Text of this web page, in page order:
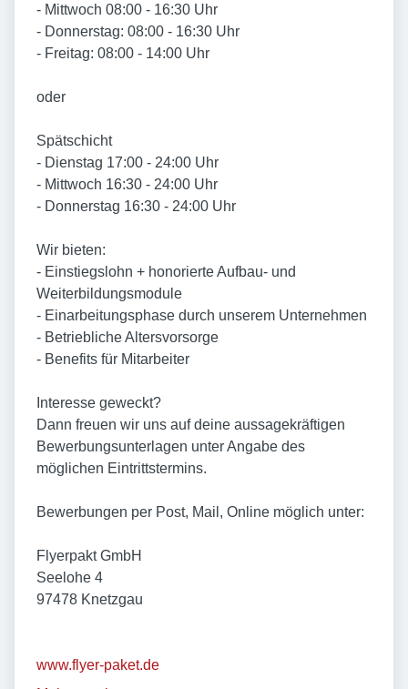
- Mittwoch 08:00 - 16:30 Uhr
- Donnerstag: 08:00 - 16:30 Uhr
- Freitag: 08:00 - 14:00 Uhr
oder
Spätschicht
- Dienstag 17:00 - 24:00 Uhr
- Mittwoch 16:30 - 24:00 Uhr
- Donnerstag 16:30 - 24:00 Uhr
Wir bieten:
- Einstiegslohn + honorierte Aufbau- und
Weiterbildungsmodule
- Einarbeitungsphase durch unserem Unternehmen
- Betriebliche Altersvorsorge
- Benefits für Mitarbeiter
Interesse geweckt?
Dann freuen wir uns auf deine aussagekräftigen
Bewerbungsunterlagen unter Angabe des
möglichen Eintrittstermins.
Bewerbungen per Post, Mail, Online möglich unter:
Flyerpakt GmbH
Seelohe 4
97478 Knetzgau
www.flyer-paket.de